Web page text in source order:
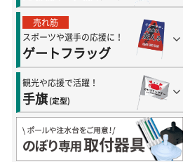
売れ筋
スポーツや選手の応援に！
ゲートフラッグ
観光や応援で活躍！
手旗 (定型)